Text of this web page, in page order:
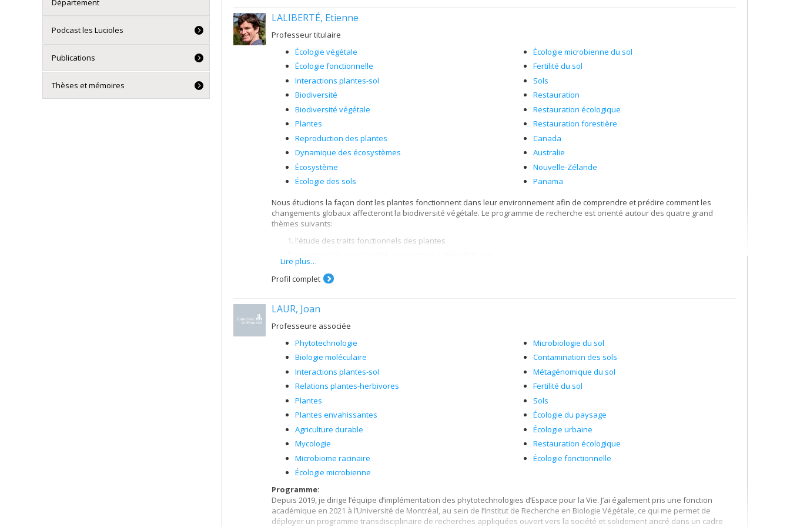
LALIBERTÉ, Etienne
Professeur titulaire
Écologie végétale
Écologie fonctionnelle
Interactions plantes-sol
Biodiversité
Biodiversité végétale
Plantes
Reproduction des plantes
Dynamique des écosystèmes
Écosystème
Écologie des sols
Écologie microbienne du sol
Fertilité du sol
Sols
Restauration
Restauration écologique
Restauration forestière
Canada
Australie
Nouvelle-Zélande
Panama
Nous étudions la façon dont les plantes fonctionnent dans leur environnement afin de comprendre et prédire comment les
changements globaux affecteront la biodiversité végétale. Le programme de recherche est orienté autour des quatre grand
thèmes suivants:
l'étude des traits fonctionnels des plantes
la spectranomique
la télédétection et cartographie de la biodiversité végétale
Lire plus…
Profil complet
LAUR, Joan
Professeure associée
Phytotechnologie
Biologie moléculaire
Interactions plantes-sol
Relations plantes-herbivores
Plantes
Plantes envahissantes
Agriculture durable
Mycologie
Microbiome racinaire
Écologie microbienne
Microbiologie du sol
Contamination des sols
Métagénomique du sol
Fertilité du sol
Sols
Écologie du paysage
Écologie urbaine
Restauration écologique
Écologie fonctionnelle
Programme:
Depuis 2019, je dirige l’équipe d’implémentation des phytotechnologies d’Espace pour la Vie. J’ai également pris une fonction
académique en 2021 à l’Université de Montréal, au sein de l’Institut de Recherche en Biologie Végétale, ce qui me permet de
déployer un programme transdisciplinaire de recherches appliquées ouvert vers la société et solidement ancré dans un cadre
Département
Podcast les Lucioles
Publications
Thèses et mémoires